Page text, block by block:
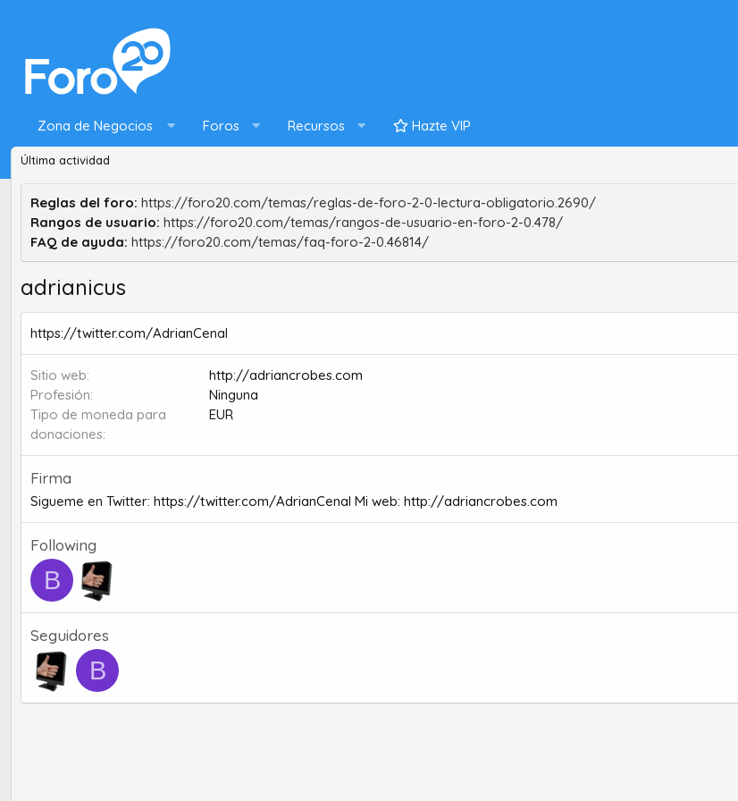
Zona de Negocios Foros Recursos Hazte VIP
Última actividad
Reglas del foro: https://foro20.com/temas/reglas-de-foro-2-0-lectura-obligatorio.2690/
Rangos de usuario: https://foro20.com/temas/rangos-de-usuario-en-foro-2-0.478/
FAQ de ayuda: https://foro20.com/temas/faq-foro-2-0.46814/
adrianicus
https://twitter.com/AdrianCenal
Sitio web
http://adriancrobes.com
Profesión
Ninguna
Tipo de moneda para
donaciones
EUR
Firma
Sigueme en Twitter: https://twitter.com/AdrianCenal Mi web: http://adriancrobes.com
Following
B
Seguidores
B